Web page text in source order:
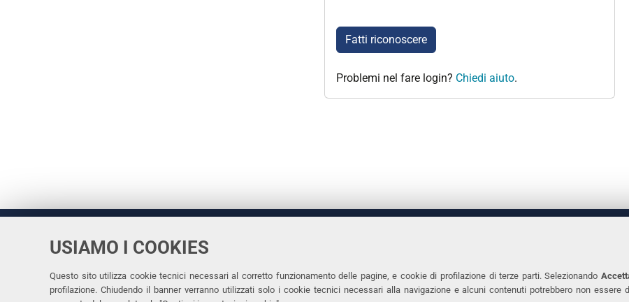
USIAMO I COOKIES
Questo sito utilizza cookie tecnici necessari al corretto funzionamento delle pagine, e cookie di profilazione di terze parti. Selezionando
profilazione. Chiudendo il banner verranno utilizzati solo i cookie tecnici necessari alla navigazione e alcuni contenuti potrebbero non
Fatti riconoscere
Problemi nel fare login? Chiedi aiuto.
Università
di Ferrara
Rettrice: Prof.ssa Laura Ramaciotti
via Ludovico Ariosto, 35 - 44121 Ferrara
Tel. +39 0532
Fax. +39 0532